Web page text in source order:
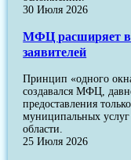
30 Июля 2026
МФЦ расширяет
заявителей
Принцип «одного
создавался МФЦ,
предоставления
муниципальных
области.
25 Июля 2026